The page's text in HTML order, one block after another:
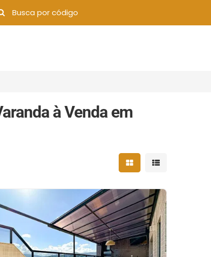
à Venda em
Mostrar resultados
Mostrar